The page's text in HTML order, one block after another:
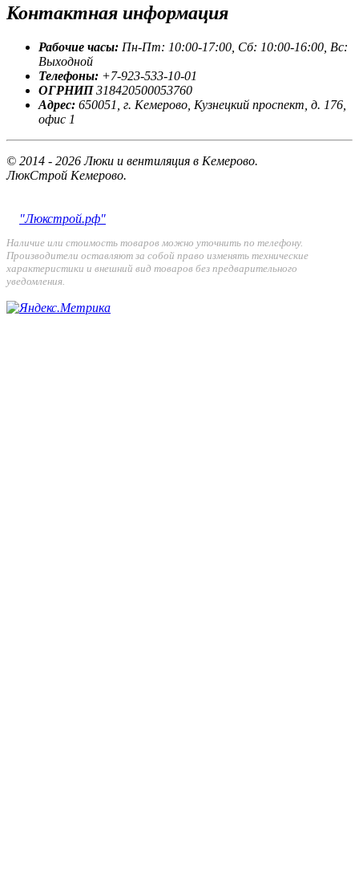
Контактная информация
Рабочие часы: Пн-Пт: 10:00-17:00, Сб: 10:00-16:00, Вс:
Выходной
Телефоны: +7-923-533-10-01
ОГРНИП318420500053760
Адрес: 650051, г. Кемерово, Кузнецкий проспект, д. 176,
офис 1
© 2014 - 2026 Люки и вентиляция в Кемерово.
ЛюкСтрой Кемерово.
"Люкстрой.рф"
Наличие или стоимость товаров можно уточнить по телефону.
Производители оставляют за собой право изменять технические
характеристики и внешний вид товаров без предварительного
уведомления.